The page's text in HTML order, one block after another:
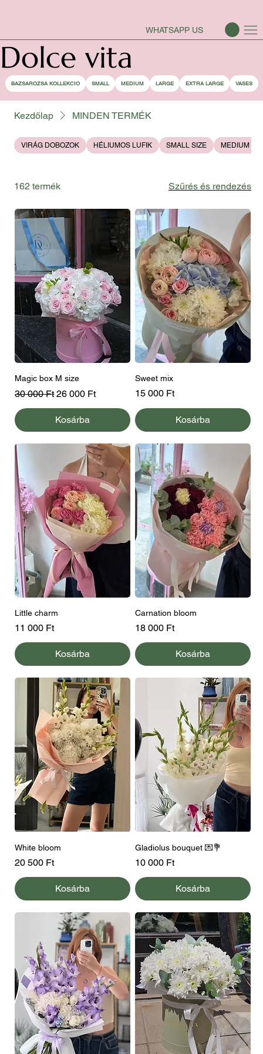
WHATSAPP US
Dolce vita
BAZSAROZSA KOLLEKCIO SMALL MEDIUM LARGE EXTRA LARGE VASES
Kezdőlap MINDEN TERMÉK
VIRÁG DOBOZOK HÉLIUMOS LUFIK SMALL SIZE MEDIUM
162 termék Szűrés és rendezés
Magic box M size
Szokásos ár
30 000 FtAkciós ár
26 000 Ft
Kosárba
Sweet mix
Ár
15 000 Ft
Kosárba
Little charm
Ár
11 000 Ft
Kosárba
Carnation bloom
Ár
18 000 Ft
Kosárba
White bloom
Ár
20 500 Ft
Kosárba
Gladiolus bouquet 💌💐
Ár
10 000 Ft
Kosárba